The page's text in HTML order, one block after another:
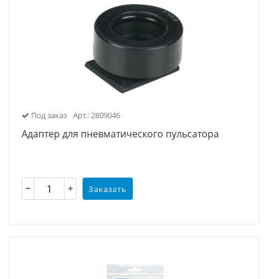
Под заказ Арт.: 2809046
Адаптер для пневматического пульсатора
Заказать